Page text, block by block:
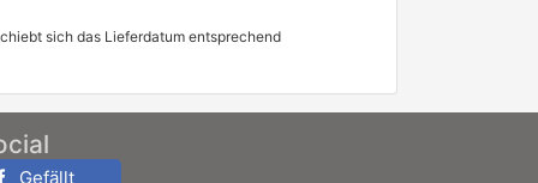
sich das Lieferdatum entsprechend
Gefällt